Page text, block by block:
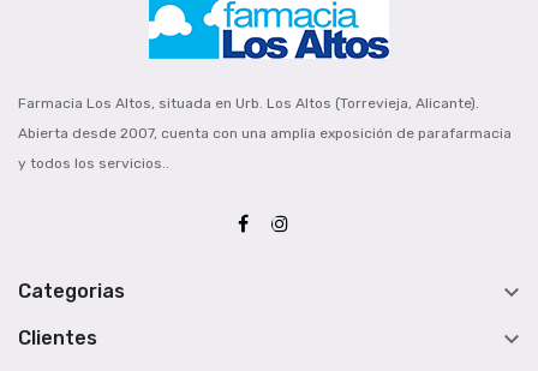
Farmacia Los Altos, situada en Urb. Los Altos (Torrevieja, Alicante).
Abierta desde 2007, cuenta con una amplia exposición de parafarmacia
y todos los servicios..
Categorias 
Clientes 